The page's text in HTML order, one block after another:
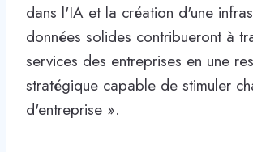
dans l'IA et la création d'une
données solides contribueront à
services des entreprises en une
stratégique capable de stimuler
d'entreprise ».